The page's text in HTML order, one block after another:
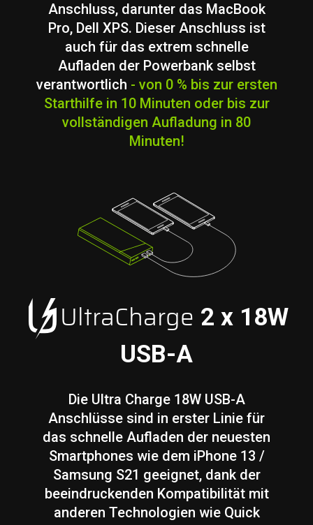
Anschluss, darunter das MacBook
Pro, Dell XPS. Dieser Anschluss ist
auch für das extrem schnelle
Aufladen der Powerbank selbst
verantwortlich - von 0 % bis zur ersten
Starthilfe in 10 Minuten oder bis zur
vollständigen Aufladung in 80
Minuten!
UltraCharge 2 x 18W
USB-A
Die Ultra Charge 18W USB-A
Anschlüsse sind in erster Linie für
das schnelle Aufladen der neuesten
Smartphones wie dem iPhone 13 /
Samsung S21 geeignet, dank der
beeindruckenden Kompatibilität mit
anderen Technologien wie Quick